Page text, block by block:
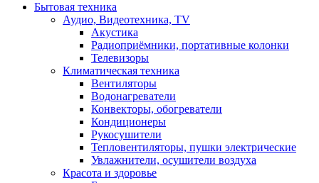
Бытовая техника
Аудио, Видеотехника, TV
Акустика
Радиоприёмники, портативные колонки
Телевизоры
Климатическая техника
Вентиляторы
Водонагреватели
Конвекторы, обогреватели
Кондиционеры
Рукосушители
Тепловентиляторы, пушки электрические
Увлажнители, осушители воздуха
Красота и здоровье